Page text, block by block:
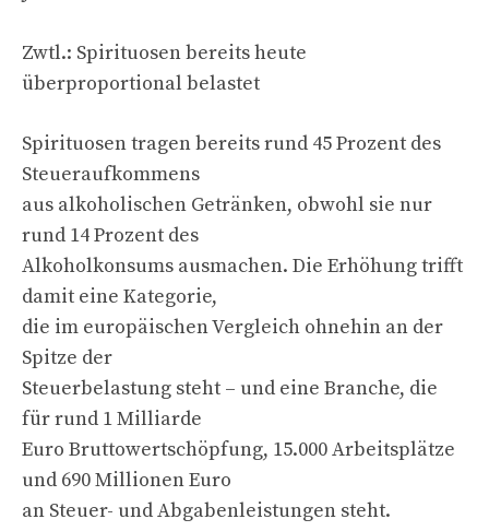
Zwtl.: Spirituosen bereits heute
überproportional belastet
Spirituosen tragen bereits rund 45 Prozent des
Steueraufkommens
aus alkoholischen Getränken, obwohl sie nur
rund 14 Prozent des
Alkoholkonsums ausmachen. Die Erhöhung trifft
damit eine Kategorie,
die im europäischen Vergleich ohnehin an der
Spitze der
Steuerbelastung steht – und eine Branche, die
für rund 1 Milliarde
Euro Bruttowertschöpfung, 15.000 Arbeitsplätze
und 690 Millionen Euro
an Steuer- und Abgabenleistungen steht.